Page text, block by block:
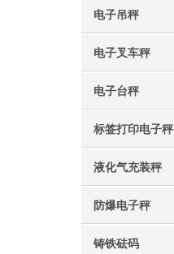
电子吊秤
电子叉车秤
电子台秤
标签打印电子秤
液化气充装秤
防爆电子秤
铸铁砝码